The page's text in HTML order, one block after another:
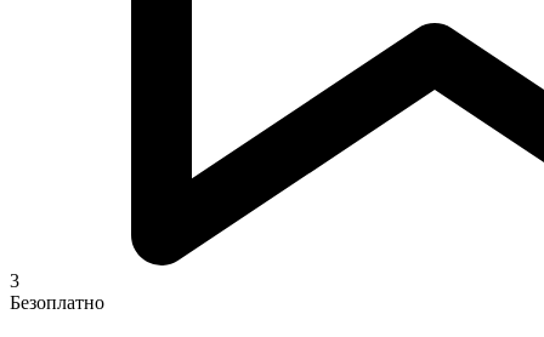
3
Безоплатно